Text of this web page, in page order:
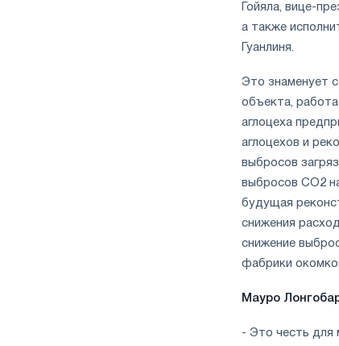
Гойяла, вице-
а также
Гуанлиня.
Это знаменует
объекта,
аглоцеха
аглоцехов и
выбросов
выбросов СО2
будущая
снижения
снижение
фабрики
Мауро
- Это честь для